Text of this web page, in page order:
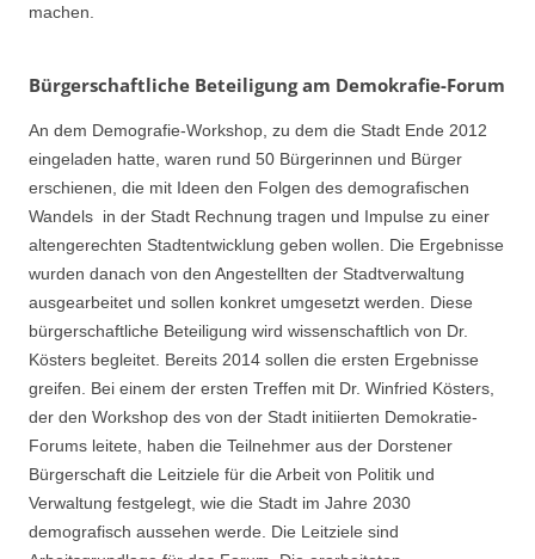
machen.
Bürgerschaftliche Beteiligung am Demokrafie-Forum
An dem Demografie-Workshop, zu dem die Stadt Ende 2012
eingeladen hatte, waren rund 50 Bürgerinnen und Bürger
erschienen, die mit Ideen den Folgen des demografischen
Wandels in der Stadt Rechnung tragen und Impulse zu einer
altengerechten Stadtentwicklung geben wollen. Die Ergebnisse
wurden danach von den Angestellten der Stadtverwaltung
ausgearbeitet und sollen konkret umgesetzt werden. Diese
bürgerschaftliche Beteiligung wird wissenschaftlich von Dr.
Kösters begleitet. Bereits 2014 sollen die ersten Ergebnisse
greifen. Bei einem der ersten Treffen mit Dr. Winfried Kösters,
der den Workshop des von der Stadt initiierten Demokratie-
Forums leitete, haben die Teilnehmer aus der Dorstener
Bürgerschaft die Leitziele für die Arbeit von Politik und
Verwaltung festgelegt, wie die Stadt im Jahre 2030
demografisch aussehen werde. Die Leitziele sind